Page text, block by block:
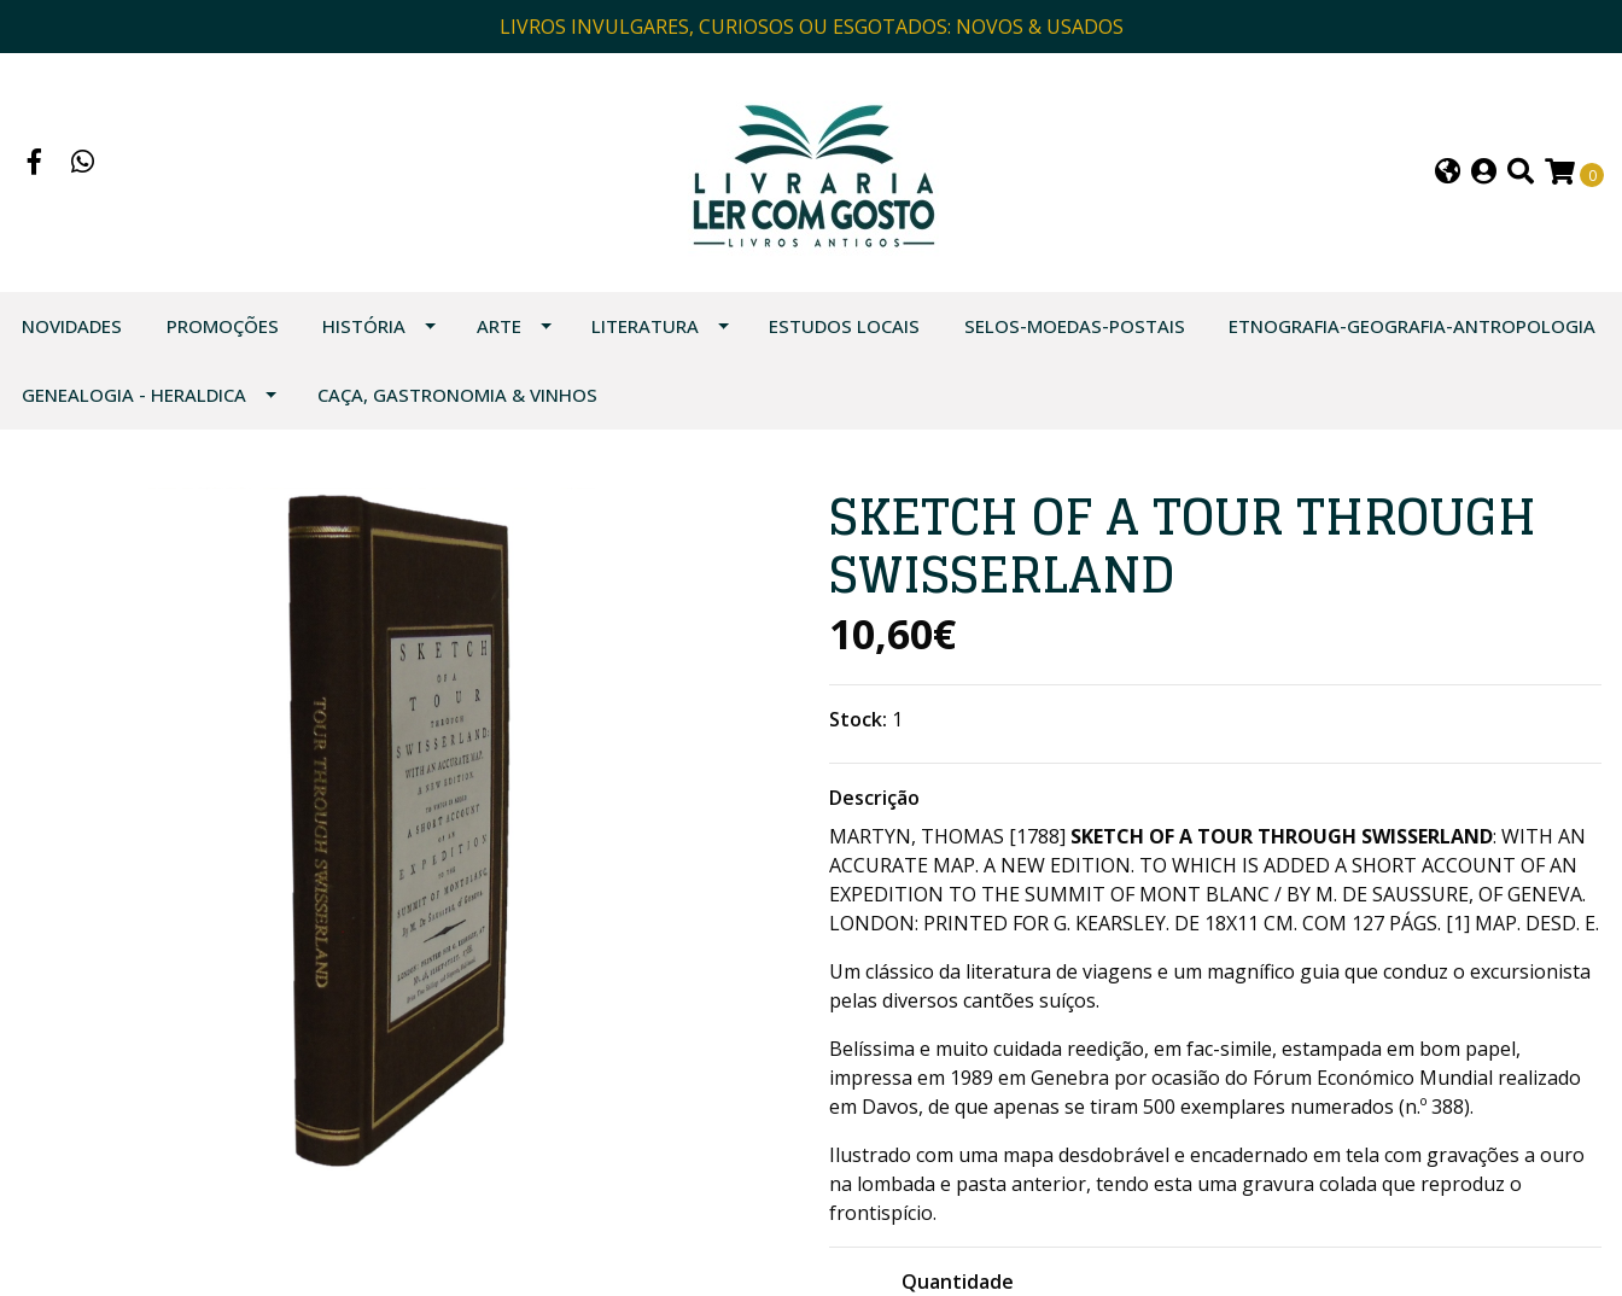
LIVROS INVULGARES, CURIOSOS OU ESGOTADOS: NOVOS & USADOS
0
NOVIDADES PROMOÇÕES HISTÓRIA ARTE LITERATURA ESTUDOS LOCAIS SELOS-MOEDAS-POSTAIS ETNOGRAFIA-GEOGRAFIA-ANTROPOLOGIA
GENEALOGIA - HERALDICA CAÇA, GASTRONOMIA & VINHOS
SKETCH OF A TOUR THROUGH
SWISSERLAND
10,60€
Stock: 1
Descrição
MARTYN, THOMAS [1788] SKETCH OF A TOUR THROUGH SWISSERLAND: WITH AN
ACCURATE MAP. A NEW EDITION. TO WHICH IS ADDED A SHORT ACCOUNT OF AN
EXPEDITION TO THE SUMMIT OF MONT BLANC / BY M. DE SAUSSURE, OF GENEVA.
LONDON: PRINTED FOR G. KEARSLEY. DE 18X11 CM. COM 127 PÁGS. [1] MAP. DESD. E.
Um clássico da literatura de viagens e um magnífico guia que conduz o excursionista
pelas diversos cantões suíços.
Belíssima e muito cuidada reedição, em fac-simile, estampada em bom papel,
impressa em 1989 em Genebra por ocasião do Fórum Económico Mundial realizado
em Davos, de que apenas se tiram 500 exemplares numerados (n.º 388).
Ilustrado com uma mapa desdobrável e encadernado em tela com gravações a ouro
na lombada e pasta anterior, tendo esta uma gravura colada que reproduz o
frontispício.
Quantidade